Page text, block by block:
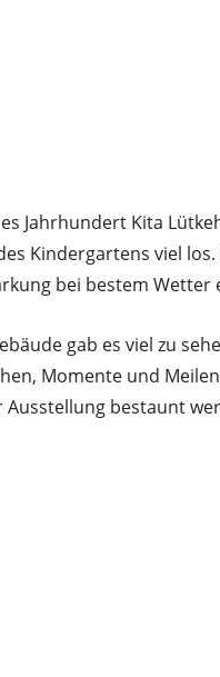
Jahrhundert Kita
Kindergartens viel
bei bestem Wetter
gab es viel zu
Momente und
Ausstellung bestaunt